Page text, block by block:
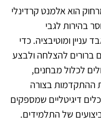
הוא אלמנט קרדינלי
בהירות לגבי
ומוטיבציה. כדי
ברורים להצלחה ולבצע
לכלול מבחנים,
ההתקדמות בצורה
דיגיטליים שמספקים
של התלמידים.